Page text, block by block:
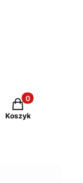
Produkty w
Koszyk